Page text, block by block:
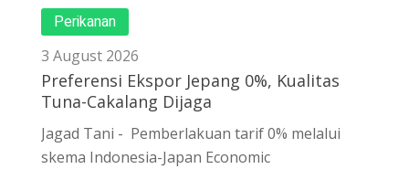
Perikanan
3 August 2026
Preferensi Ekspor Jepang 0%, Kualitas
Tuna-Cakalang Dijaga
Jagad Tani - Pemberlakuan tarif 0% melalui
skema Indonesia-Japan Economic